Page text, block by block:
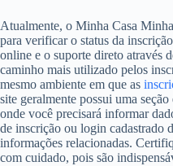
Atualmente, o Minha Casa
para verificar o status da
online e o suporte direto através
caminho mais utilizado pelos
mesmo ambiente em que as
site geralmente possui uma
onde você precisará informar
de inscrição ou login cadastrado
informações relacionadas.
com cuidado, pois são